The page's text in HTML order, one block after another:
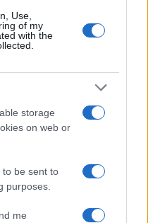
Use,
of my
with the
storage
on web or
to be sent to
purposes.
me
ήρωες Ισαάκ –
της Μήλου
το
κάνουν μπάνιο
διακοπές του –
Τσίπρας στη